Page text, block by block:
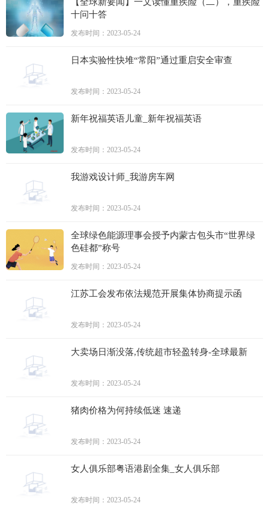
十问十答
发布时间：2023-05-24
日本实验性快堆“常阳”通过重启安全审查
发布时间：2023-05-24
新年祝福英语儿童_新年祝福英语
发布时间：2023-05-24
我游戏设计师_我游房车网
发布时间：2023-05-24
全球绿色能源理事会授予内蒙古包头市“世界绿
色硅都”称号
发布时间：2023-05-24
江苏工会发布依法规范开展集体协商提示函
发布时间：2023-05-24
大卖场日渐没落,传统超市轻盈转身-全球最新
发布时间：2023-05-24
猪肉价格为何持续低迷 速递
发布时间：2023-05-24
女人俱乐部粤语港剧全集_女人俱乐部
发布时间：2023-05-24